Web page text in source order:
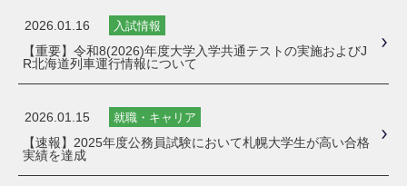
2026.01.16 入試情報
【重要】令和8(2026)年度大学入学共通テストの実施およびJ
R北海道列車運行情報について
2026.01.15 就職・キャリア
【速報】2025年度公務員試験において札幌大学生が高い合格
実績を達成